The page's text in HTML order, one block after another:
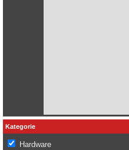
Kategorie
Hardware